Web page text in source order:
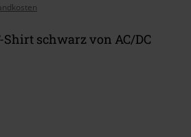
Shirt schwarz von AC/DC